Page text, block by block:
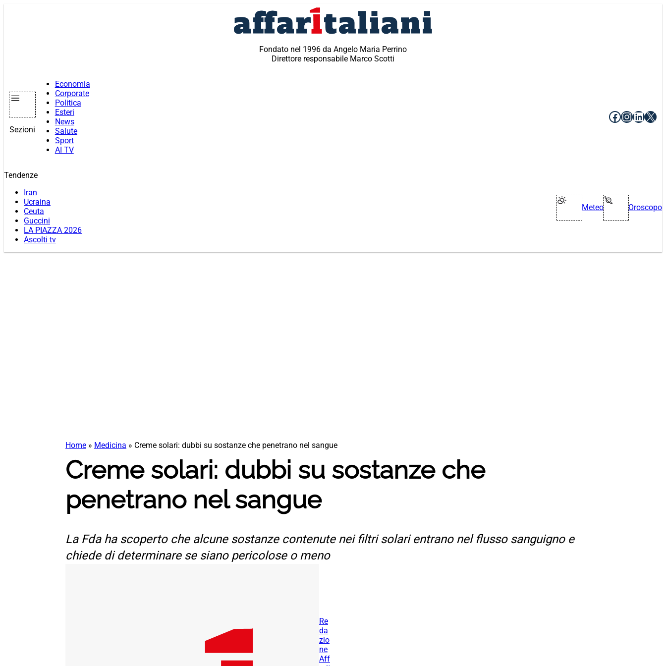
Fondato nel 1996 da Angelo Maria Perrino
Direttore responsabile Marco Scotti
Sezioni
Economia
Corporate
Politica
Esteri
News
Salute
Sport
AI TV
Facebook
X
Tendenze
Iran
Ucraina
Ceuta
Guccini
LA PIAZZA 2026
Ascolti tv
Meteo Oroscopo
Home » Medicina » Creme solari: dubbi su sostanze che penetrano nel sangue
Creme solari: dubbi su sostanze che
penetrano nel sangue
La Fda ha scoperto che alcune sostanze contenute nei filtri solari entrano nel flusso sanguigno e
chiede di determinare se siano pericolose o meno
Re
da
zio
ne
Aff